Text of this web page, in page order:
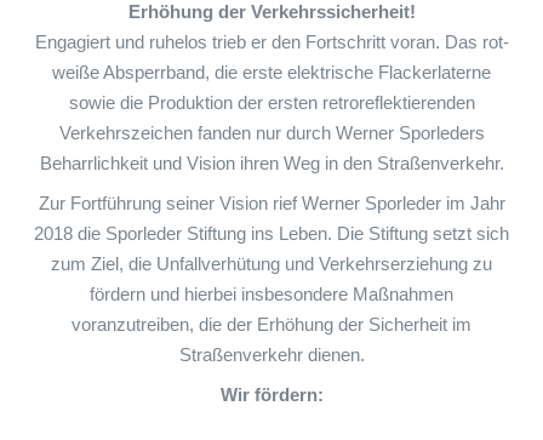
Erhöhung der Verkehrssicherheit!
Engagiert und ruhelos trieb er den Fortschritt voran. Das rot-
weiße Absperrband, die erste elektrische Flackerlaterne
sowie die Produktion der ersten retroreflektierenden
Verkehrszeichen fanden nur durch Werner Sporleders
Beharrlichkeit und Vision ihren Weg in den Straßenverkehr.
Zur Fortführung seiner Vision rief Werner Sporleder im Jahr
2018 die Sporleder Stiftung ins Leben. Die Stiftung setzt sich
zum Ziel, die Unfallverhütung und Verkehrserziehung zu
fördern und hierbei insbesondere Maßnahmen
voranzutreiben, die der Erhöhung der Sicherheit im
Straßenverkehr dienen.
Wir fördern: